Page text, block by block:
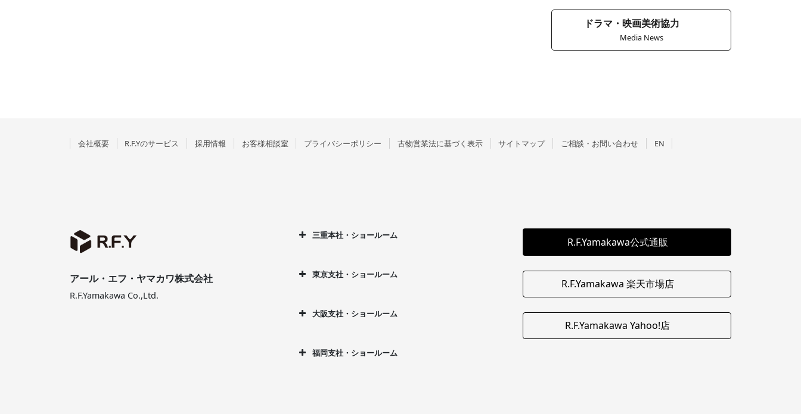
ドラマ・映画美術協力
Media News
会社概要 R.F.Yのサービス 採用情報 お客様相談室 プライバシーポリシー 古物営業法に基づく表示 サイトマップ ご相談・お問い合わせ EN
アール・エフ・ヤマカワ株式会社
R.F.Yamakawa Co.,Ltd.
三重本社・ショールーム
東京支社・ショールーム
大阪支社・ショールーム
福岡支社・ショールーム
R.F.Yamakawa公式通販
R.F.Yamakawa 楽天市場店
R.F.Yamakawa Yahoo!店